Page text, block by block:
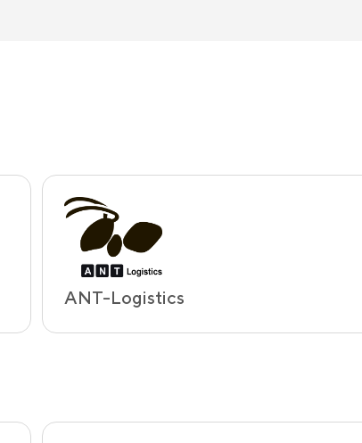
ANT-Logistics